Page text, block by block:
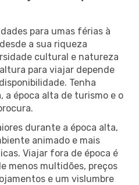
para umas férias à
a sua riqueza
cultural e natureza
para viajar depende
Tenha
a época alta de turismo e o
durante a época alta,
animado e mais
Viajar fora de época é
menos multidões, preços
e um vislumbre